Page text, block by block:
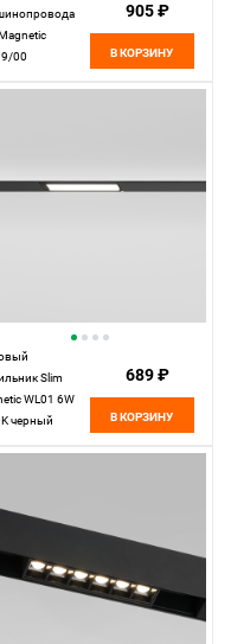
00
905 ₽
В КОРЗИНУ
Slim
WL01 6W
черный
689 ₽
В КОРЗИНУ